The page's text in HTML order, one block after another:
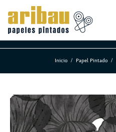
Inicio Papel Pintado